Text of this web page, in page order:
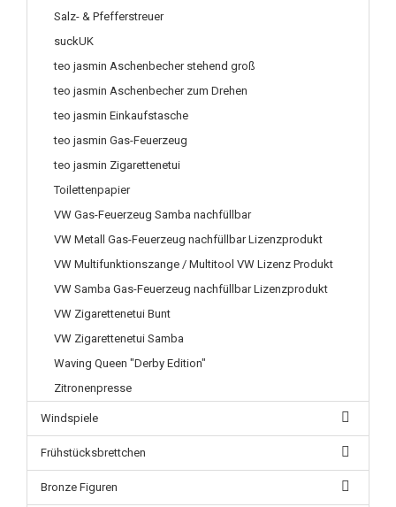
Salz- & Pfefferstreuer
suckUK
teo jasmin Aschenbecher stehend groß
teo jasmin Aschenbecher zum Drehen
teo jasmin Einkaufstasche
teo jasmin Gas-Feuerzeug
teo jasmin Zigarettenetui
Toilettenpapier
VW Gas-Feuerzeug Samba nachfüllbar
VW Metall Gas-Feuerzeug nachfüllbar Lizenzprodukt
VW Multifunktionszange / Multitool VW Lizenz Produkt
VW Samba Gas-Feuerzeug nachfüllbar Lizenzprodukt
VW Zigarettenetui Bunt
VW Zigarettenetui Samba
Waving Queen "Derby Edition"
Zitronenpresse
Windspiele
Frühstücksbrettchen
Bronze Figuren